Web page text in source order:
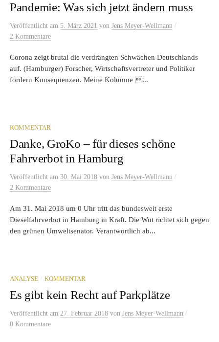
Pandemie: Was sich jetzt ändern muss
Veröffentlicht am 5. März 2021 von Jens Meyer-Wellmann /
2 Kommentare
Corona zeigt brutal die verdrängten Schwächen Deutschlands
auf. (Hamburger) Forscher, Wirtschaftsvertreter und Politiker
fordern Konsequenzen. Meine Kolumne ...
KOMMENTAR
Danke, GroKo – für dieses schöne
Fahrverbot in Hamburg
Veröffentlicht am 30. Mai 2018 von Jens Meyer-Wellmann /
2 Kommentare
Am 31. Mai 2018 um 0 Uhr tritt das bundesweit erste
Dieselfahrverbot in Hamburg in Kraft. Die Wut richtet sich gegen
den grünen Umweltsenator. Verantwortlich ab...
ANALYSE / KOMMENTAR
Es gibt kein Recht auf Parkplätze
Veröffentlicht am 27. Februar 2018 von Jens Meyer-Wellmann /
0 Kommentare